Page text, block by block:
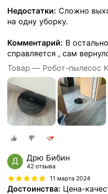
Недостатки: Сложно
на одну уборку.
Комментарий: В
справляется , сам
Товар — Робот-пылесос
Дрю Бибин
42 отзыва
11 марта 2024
Достоинства: Цена-